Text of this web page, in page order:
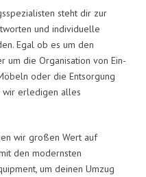
steht dir zur
und individuelle
Egal ob es um den
um die Organisation von Ein-
oder die Entsorgung
wir erledigen alles
wir großen Wert auf
den modernsten
um deinen Umzug